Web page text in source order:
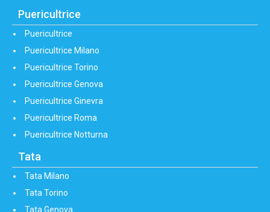
Puericultrice
Puericultrice
Puericultrice Milano
Puericultrice Torino
Puericultrice Genova
Puericultrice Ginevra
Puericultrice Roma
Puericultrice Notturna
Tata
Tata Milano
Tata Torino
Tata Genova